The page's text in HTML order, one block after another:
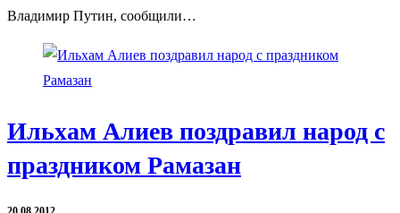
Владимир Путин, сообщили…
Ильхам Алиев поздравил народ с
праздником Рамазан